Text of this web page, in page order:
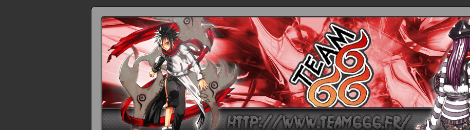
FORUM TEAM 666
Scantrad Ares, B One, Blaster Knuckle et Death Trance